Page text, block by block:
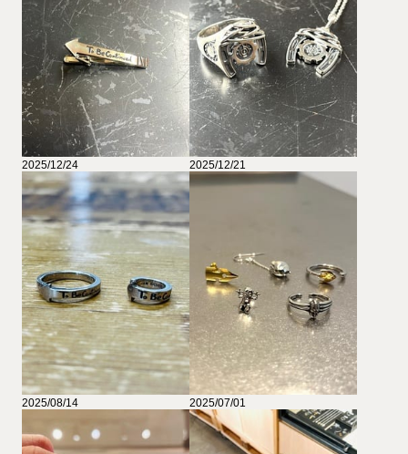
2025/12/24 2025/12/21
2025/08/14 2025/07/01